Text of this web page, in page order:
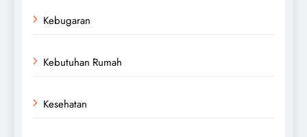
Kebugaran
Kebutuhan Rumah
Kesehatan